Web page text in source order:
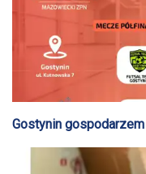
Gostynin gospodarzem
MZPN